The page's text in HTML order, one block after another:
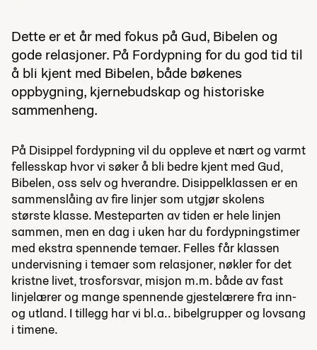
Dette er et år med fokus på Gud, Bibelen og
gode relasjoner. På Fordypning for du god tid til
å bli kjent med Bibelen, både bøkenes
oppbygning, kjernebudskap og historiske
sammenheng.
På Disippel fordypning vil du oppleve et nært og varmt
fellesskap hvor vi søkerå bli bedre kjent med Gud,
Bibelen, oss selv og hverandre. Disippelklassen er en
sammenslåing av fire linjer som utgjør skolens
største klasse. Mesteparten av tiden er hele linjen
sammen, men en dag i uken har du fordypningstimer
med ekstra spennende temaer. Felles får klassen
undervisning i temaer som relasjoner, nøkler for det
kristne livet, trosforsvar, misjon m.m. både av fast
linjelærer og mange spennende gjestelærere fra inn-
og utland. I tillegg har vi bl.a.. bibelgrupper og lovsang
i timene.